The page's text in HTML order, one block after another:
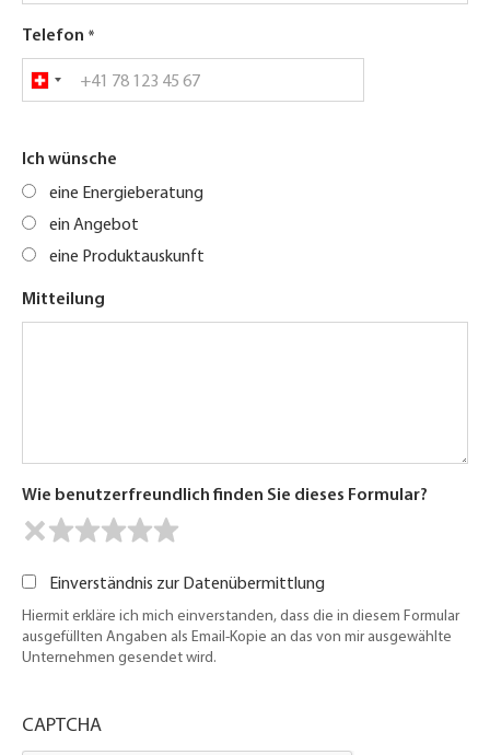
Telefon
Ich wünsche
eine Energieberatung
ein Angebot
eine Produktauskunft
Mitteilung
Wie benutzerfreundlich finden Sie dieses Formular?
Einverständnis zur Datenübermittlung
Hiermit erkläre ich mich einverstanden, dass die in diesem Formular
ausgefüllten Angaben als Email-Kopie an das von mir ausgewählte
Unternehmen gesendet wird.
CAPTCHA